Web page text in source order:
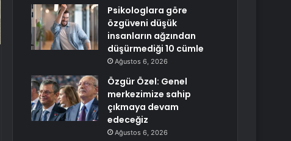
Psikologlara göre
özgüveni düşük
insanların ağzından
düşürmediği 10 cümle
Ağustos 6, 2026
Özgür Özel: Genel
merkezimize sahip
çıkmaya devam
edeceğiz
Ağustos 6, 2026